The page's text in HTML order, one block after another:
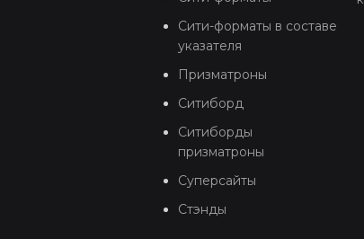
Сити-форматы в составе
указателя
Призматроны
Ситиборд
Ситиборды
призматроны
Суперсайты
Стэнды